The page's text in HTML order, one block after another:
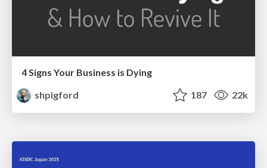
4 Signs Your Business is Dying
shpigford
187 22k